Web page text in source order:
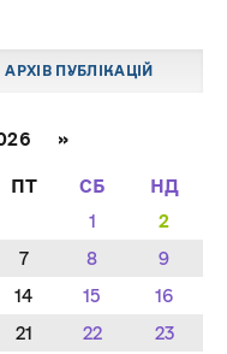
АРХІВ ПУБЛІКАЦІЙ
»
ПТ СБ
НД
1
2
7 8
9
14 15
16
21 22
23